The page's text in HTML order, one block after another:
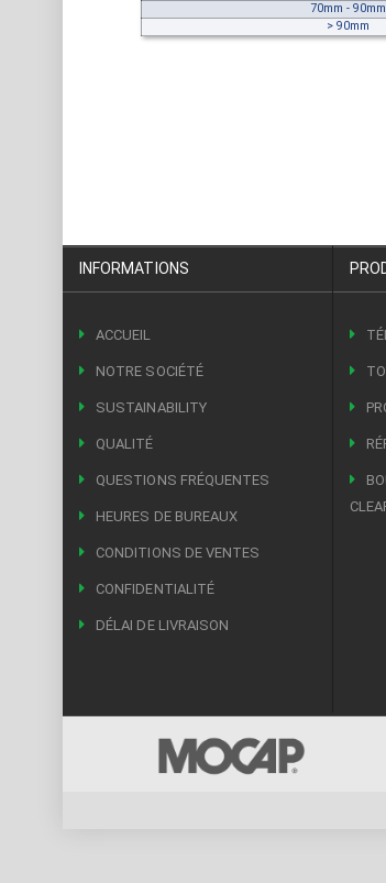
70mm - 90mm
> 90mm
INFORMATIONS
ACCUEIL
NOTRE SOCIÉTÉ
SUSTAINABILITY
QUALITÉ
QUESTIONS FRÉQUENTES
HEURES DE BUREAUX
CONDITIONS DE VENTES
CONFIDENTIALITÉ
DÉLAI DE LIVRAISON